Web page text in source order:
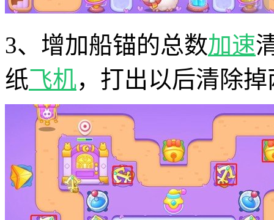
3、增加船锚的总数加速
纸飞机，打出以后清除